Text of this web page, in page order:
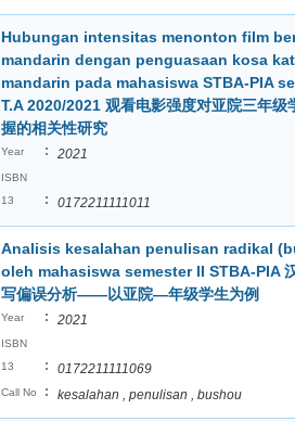
Hubungan intensitas menonton film
mandarin dengan penguasaan kosa
mandarin pada mahasiswa STBA-PIA
T.A 2020/2021 观看电影强度对亚院三年级
握的相关性研究
Year : 2021
ISBN
13
: 0172211111011
Analisis kesalahan penulisan radikal
oleh mahasiswa semester II STBA-PIA
写偏误分析——以亚院—年级学生为例
Year : 2021
ISBN
13
: 0172211111069
Call No : kesalahan , penulisan , bushou